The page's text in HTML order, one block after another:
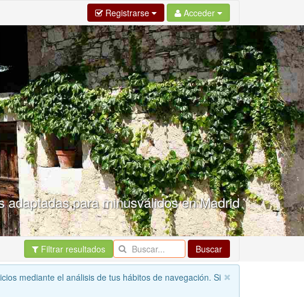
Registrarse Acceder
adaptadas para minusválidos en Madrid
Filtrar resultados Buscar
mediante el análisis de tus hábitos de navegación. Si